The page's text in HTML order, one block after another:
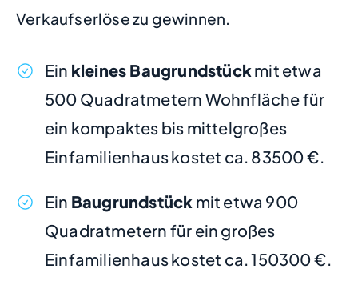
Verkaufserlöse zu gewinnen.
Ein kleines Baugrundstückmit etwa
500 Quadratmetern Wohnfläche für
ein kompaktes bis mittelgroßes
Einfamilienhaus kostet ca. 83500 €.
Ein Baugrundstück mit etwa 900
Quadratmetern für ein großes
Einfamilienhaus kostet ca. 150300 €.